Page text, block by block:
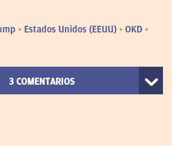
Estados Unidos (EEUU)
OKD
3 COMENTARIOS